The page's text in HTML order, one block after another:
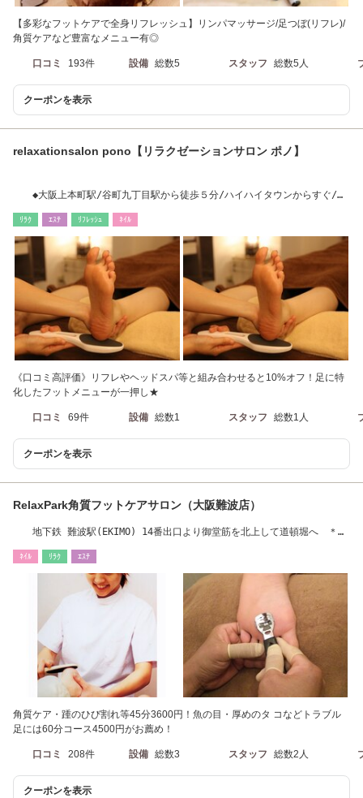
【多彩なフットケアで全身リフレッシュ】リンパマッサージ/足つぼ(リフレ)/
角質ケアなど豊富なメニュー有◎
口コミ 193件 設備 総数5 スタッフ 総数5人
クーポンを表示
relaxationsalon pono【リラクゼーションサロン ポノ】
◆大阪上本町駅/谷町九丁目駅から徒歩５分/ハイハイタウンからすぐ/プ
ﾘﾗｸ ｴｽﾃ ﾘﾌﾚｯｼｭ ﾈｲﾙ
《口コミ高評価》リフレやヘッドスパ等と組み合わせると10%オフ！足に特
化したフットメニューが一押し★
口コミ 69件 設備 総数1 スタッフ 総数1人
クーポンを表示
RelaxPark角質フットケアサロン（大阪難波店）
地下鉄 難波駅(EKIMO) 14番出口より御堂筋を北上して道頓堀へ ＊お
ﾈｲﾙ ﾘﾗｸ ｴｽﾃ
角質ケア・踵のひび割れ等45分3600円！魚の目・厚めのタ コなどトラブル
足には60分コース4500円がお薦め！
口コミ 208件 設備 総数3 スタッフ 総数2人
クーポンを表示